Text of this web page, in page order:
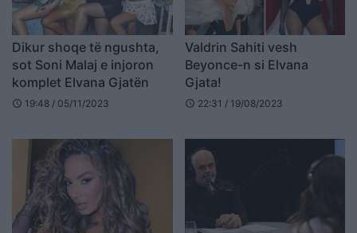
Dikur shoqe të ngushta,
sot Soni Malaj e injoron
komplet Elvana Gjatën
schedule 19:48 / 05/11/2023
Valdrin Sahiti vesh
Beyonce-n si Elvana
Gjata!
schedule 22:31 / 19/08/2023